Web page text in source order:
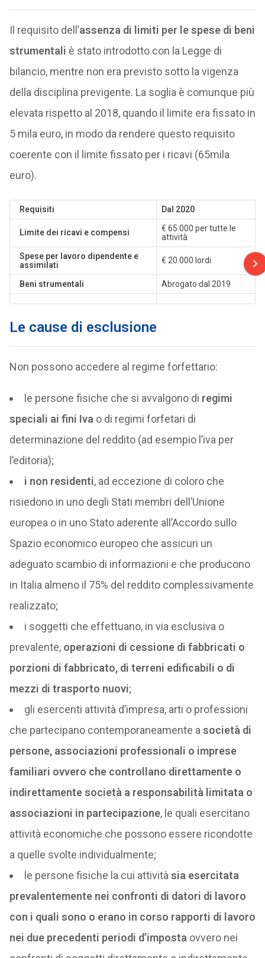
Il requisito dell’assenza di limiti per le spese di beni
strumentali è stato introdotto con la Legge di
bilancio, mentre non era previsto sotto la vigenza
della disciplina previgente. La soglia è comunque più
elevata rispetto al 2018, quando il limite era fissato in
5 mila euro, in modo da rendere questo requisito
coerente con il limite fissato per i ricavi (65mila
euro).
Requisiti Dal 2020
Limite dei ricavi e compensi
€ 65.000 per tutte le
attività
Spese per lavoro dipendente e
assimilati
€ 20.000 lordi
Beni strumentali Abrogato dal 2019
Le cause di esclusione
Non possono accedere al regime forfettario:
le persone fisiche che si avvalgono di regimi
speciali ai fini Iva o di regimi forfetari di
determinazione del reddito (ad esempio l’iva per
l’editoria);
i non residenti, ad eccezione di coloro che
risiedono in uno degli Stati membri dell’Unione
europea o in uno Stato aderente all’Accordo sullo
Spazio economico europeo che assicuri un
adeguato scambio di informazioni e che producono
in Italia almeno il 75% del reddito complessivamente
realizzato;
i soggetti che effettuano, in via esclusiva o
prevalente, operazioni di cessione di fabbricati o
porzioni di fabbricato, di terreni edificabili o di
mezzi di trasporto nuovi;
gli esercenti attività d’impresa, arti o professioni
che partecipano contemporaneamente a società di
persone, associazioni professionali o imprese
familiari ovvero che controllano direttamente o
indirettamente società a responsabilità limitata o
associazioni in partecipazione, le quali esercitano
attività economiche che possono essere ricondotte
a quelle svolte individualmente;
le persone fisiche la cui attività sia esercitata
prevalentemente nei confronti di datori di lavoro
con i quali sono o erano in corso rapporti di lavoro
nei due precedenti periodi d’imposta ovvero nei